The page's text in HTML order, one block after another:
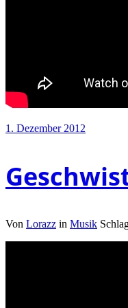
1. Dezember 2012
Von Lorazz in Musik